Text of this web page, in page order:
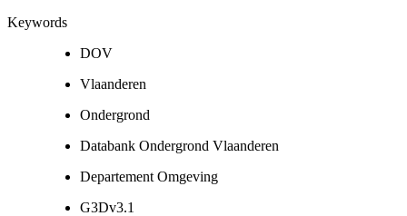
Keywords
DOV
Vlaanderen
Ondergrond
Databank Ondergrond Vlaanderen
Departement Omgeving
G3Dv3.1